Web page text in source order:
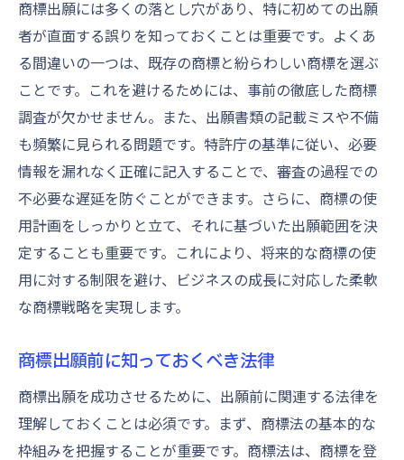
ドバイス
商標出願の成功事例から学ぶポイント
商標出願には多くの落とし穴があり、特に初めての出願
者が直面する誤りを知っておくことは重要です。よくあ
る間違いの一つは、既存の商標と紛らわしい商標を選ぶ
ことです。これを避けるためには、事前の徹底した商標
調査が欠かせません。また、出願書類の記載ミスや不備
も頻繁に見られる問題です。特許庁の基準に従い、必要
情報を漏れなく正確に記入することで、審査の過程での
不必要な遅延を防ぐことができます。さらに、商標の使
用計画をしっかりと立て、それに基づいた出願範囲を決
定することも重要です。これにより、将来的な商標の使
用に対する制限を避け、ビジネスの成長に対応した柔軟
な商標戦略を実現します。
商標出願前に知っておくべき法律
商標出願を成功させるために、出願前に関連する法律を
理解しておくことは必須です。まず、商標法の基本的な
枠組みを把握することが重要です。商標法は、商標を登